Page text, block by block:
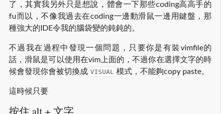
了，其實我另外只是想說，體會一下那些coding高高手的
fu而以，不像我過去在coding一邊動滑鼠一邊用鍵盤，那
種強大的IDE令我的腦袋變的鈍鈍的。
不過我在過程中發現一個問題，只要你是有裝vimfile的
話，滑鼠是可以使用在vim上面的，不過你在選擇文字的時
候會發現你會被切換成 VISUAL 模式，不能夠copy paste。
這時候只要
按住 alt + 文字